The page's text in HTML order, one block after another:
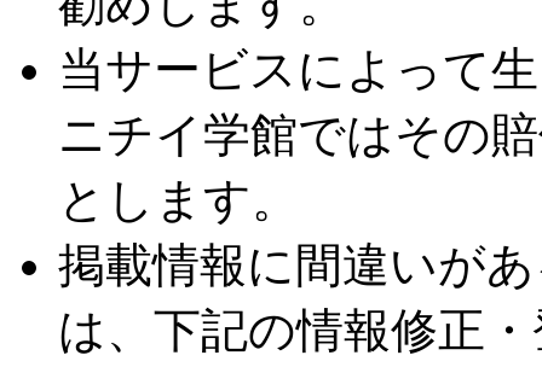
当サービスによって
ニチイ学館ではその
とします。
掲載情報に間違いが
は、下記の情報修正